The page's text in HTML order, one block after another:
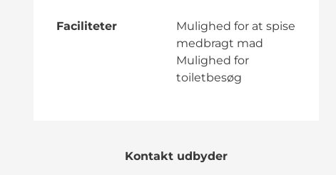
Faciliteter
Mulighed for at spise
medbragt mad
Mulighed for
toiletbesøg
Kontakt udbyder